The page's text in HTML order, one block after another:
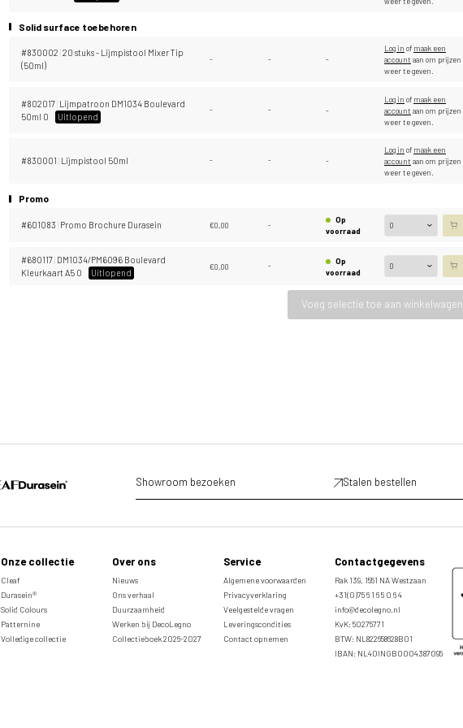
Solid surface toebehoren
#830002 20 stuks - Lijmpistool Mixer Tip
(50ml)
- - -
Log in of maak een
account aan om prijzen
weer te geven.
#802017 Lijmpatroon DM1034 Boulevard
50ml 0
Uitlopend
- - -
Log in of maak een
account aan om prijzen
weer te geven.
#830001 Lijmpistool 50ml - - -
Log in of maak een
account aan om prijzen
weer te geven.
Promo
#601083 Promo Brochure Durasein €0,00 -
Op
voorraad
#680117 DM1034/PM6096 Boulevard
Kleurkaart A5 0
Uitlopend
€0,00 -
Op
voorraad
Voeg selectie toe aan winkelwagen
Showroom bezoeken Stalen bestellen
Onze collectie
Cleaf
Durasein®
Solid Colours
Patternine
Volledige collectie
Over ons
Nieuws
Ons verhaal
Duurzaamheid
Werken bij DecoLegno
Collectieboek 2026-2027
Service
Algemene voorwaarden
Privacyverklaring
Veelgestelde vragen
Leveringscondities
Contact opnemen
Contactgegevens
Rak 139, 1551 NA Westzaan
+31(0)75 6 1 6 5 0 6 4
info@decolegno.nl
KvK: 50275771
BTW: NL822658628B01
IBAN: NL40INGB0004387095